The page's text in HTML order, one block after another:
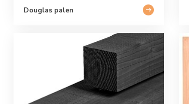
Douglas palen